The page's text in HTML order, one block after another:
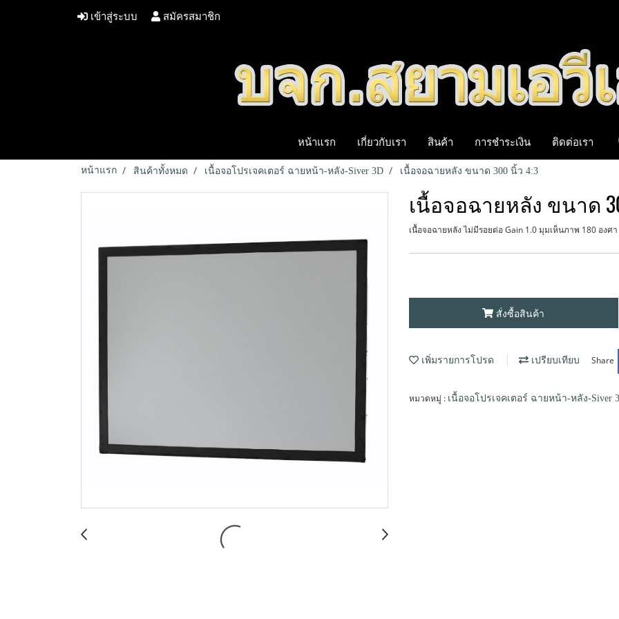
เข้าสู่ระบบ สมัครสมาชิก
หน้าแรก เกี่ยวกับเรา สินค้า การชำระเงิน ติดต่อเรา
หน้าแรก สินค้าทั้งหมด เนื้อจอโปรเจคเตอร์ ฉายหน้า-หลัง-Siver 3D เนื้อจอฉายหลัง ขนาด 300 นิ้ว 4:3
เนื้อจอฉายหลัง ขนาด
เนื้อจอฉายหลัง ไม่มีรอยต่อ Gain 1.0 มุมเห็นภาพ 180 อ
สั่งซื้อสินค้า
เพิ่มรายการโปรด เปรียบเทียบ Share
หมวดหมู่ : เนื้อจอโปรเจคเตอร์ ฉายหน้า-หลัง-Siver